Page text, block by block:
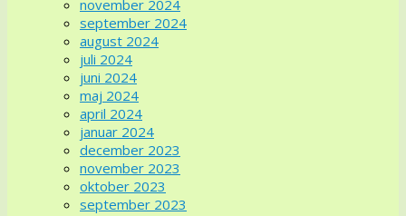
november 2024
september 2024
august 2024
juli 2024
juni 2024
maj 2024
april 2024
januar 2024
december 2023
november 2023
oktober 2023
september 2023